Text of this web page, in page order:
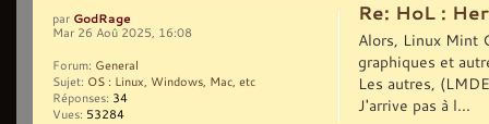
Re: HoL :
Alors, Linux Mint
graphiques et
Les autres,
J'arrive pas à l...
par GodRage
Mar 26 Aoû 2025, 16:08
Forum: General
Sujet: OS : Linux, Windows, Mac, etc
Réponses: 34
Vues: 53284